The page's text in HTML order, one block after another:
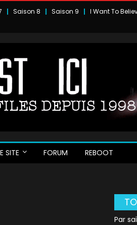
Saison 8 Saison 9 I Want To
SITE FORUM REBOOT
Par